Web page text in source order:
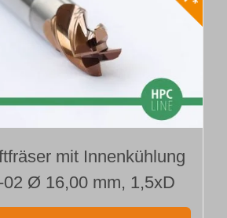
mit Innenkühlung
02 Ø 16,00 mm, 1,5xD